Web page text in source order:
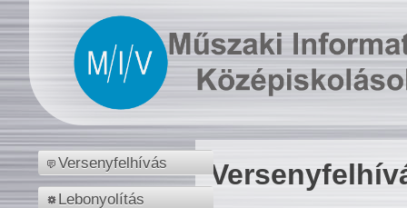
Versenyfelhívás
Lebonyolítás